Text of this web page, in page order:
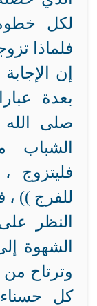
لكل
فلماذا
إن
بعدة
صلى
الشباب
فليتزوج
للفرج ))
النظر
الشهوة
وترتاح
كل